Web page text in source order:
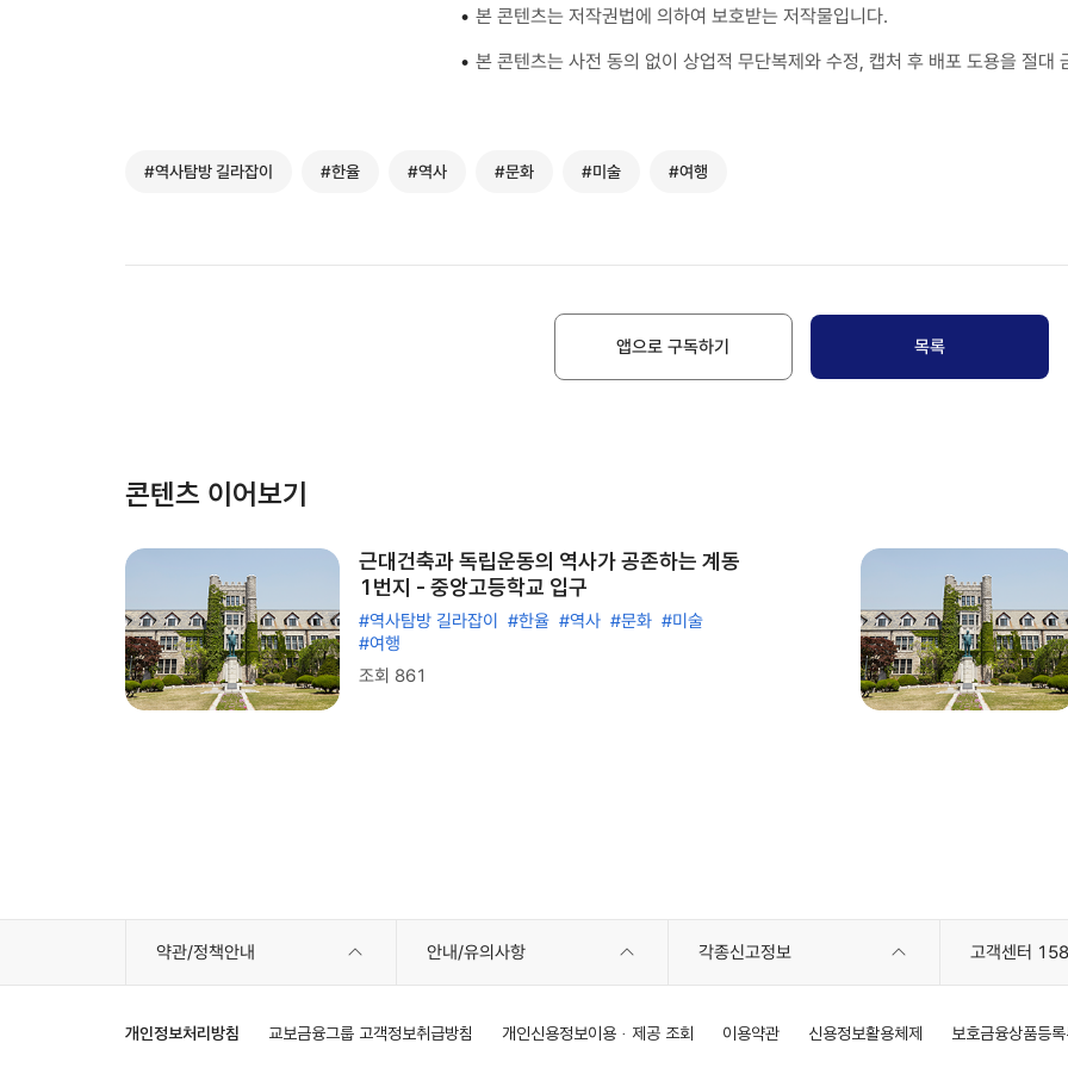
• 본 콘텐츠는 저작권법에 의하여 보호받는 저작물입니다.
• 본 콘텐츠는 사전 동의 없이 상업적 무단복제와 수정, 캡처 후 배포 도용을 절대
#역사탐방 길라잡이 #한율 #역사 #문화 #미술 #여행
앱으로 구독하기 목록
콘텐츠 이어보기
근대건축과 독립운동의 역사가 공존하는 계동
1번지 - 중앙고등학교 입구
#역사탐방 길라잡이 #한율 #역사 #문화 #미술
#여행
조회 861
약관/정책안내 안내/유의사항 각종신고정보 고객센터
개인정보처리방침 교보금융그룹 고객정보취급방침 개인신용정보이용 · 제공 조회 이용약관 신용정보활용체제 보호금융상품등